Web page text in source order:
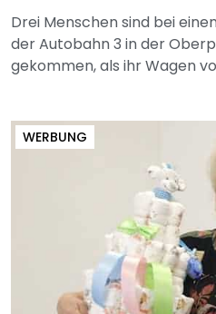
Drei Menschen sind bei
der Autobahn 3 in der
gekommen, als ihr Wagen
WERBUNG